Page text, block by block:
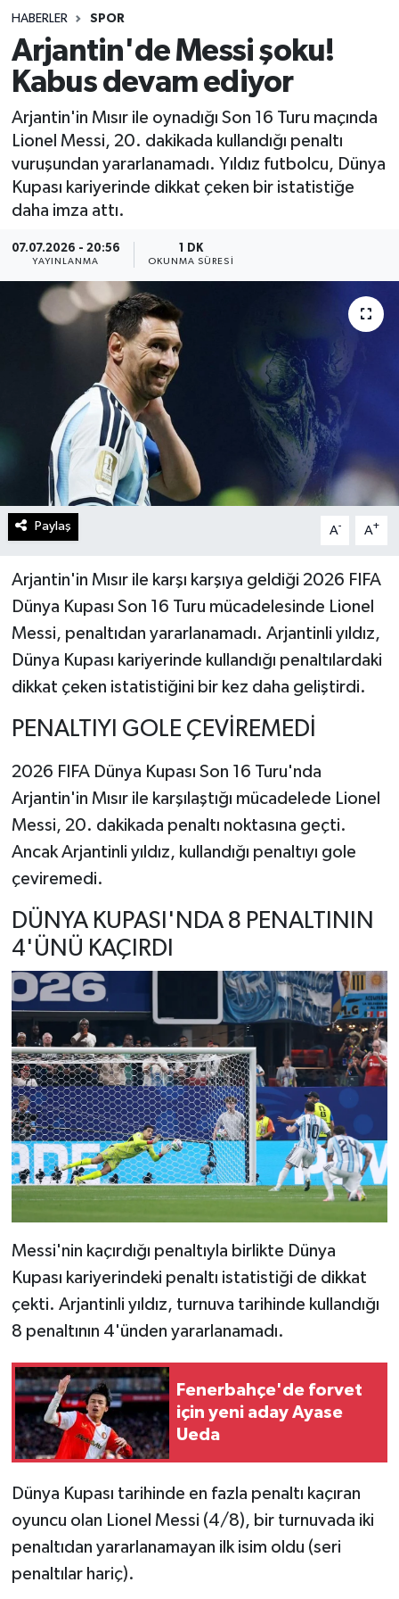
HABERLER SPOR
Arjantin'de Messi şoku!
Kabus devam ediyor
Arjantin'in Mısır ile oynadığı Son 16 Turu maçında
Lionel Messi, 20. dakikada kullandığı penaltı
vuruşundan yararlanamadı. Yıldız futbolcu, Dünya
Kupası kariyerinde dikkat çeken bir istatistiğe
daha imza attı.
07.07.2026 - 20:56
YAYINLANMA
1 DK
OKUNMA SÜRESI
Paylaş A- A+
Arjantin'in Mısır ile karşı karşıya geldiği 2026 FIFA
Dünya Kupası Son 16 Turu mücadelesinde Lionel
Messi, penaltıdan yararlanamadı. Arjantinli yıldız,
Dünya Kupası kariyerinde kullandığı penaltılardaki
dikkat çeken istatistiğini bir kez daha geliştirdi.
PENALTIYI GOLE ÇEVİREMEDİ
2026 FIFA Dünya Kupası Son 16 Turu'nda
Arjantin'in Mısır ile karşılaştığı mücadelede Lionel
Messi, 20. dakikada penaltı noktasına geçti.
Ancak Arjantinli yıldız, kullandığı penaltıyı gole
çeviremedi.
DÜNYA KUPASI'NDA 8 PENALTININ
4'ÜNÜ KAÇIRDI
Messi'nin kaçırdığı penaltıyla birlikte Dünya
Kupası kariyerindeki penaltı istatistiği de dikkat
çekti. Arjantinli yıldız, turnuva tarihinde kullandığı
8 penaltının 4'ünden yararlanamadı.
Fenerbahçe'de forvet
için yeni aday Ayase
Ueda
Dünya Kupası tarihinde en fazla penaltı kaçıran
oyuncu olan Lionel Messi (4/8), bir turnuvada iki
penaltıdan yararlanamayan ilk isim oldu (seri
penaltılar hariç).
Spor
Teknoloji
Yaşam